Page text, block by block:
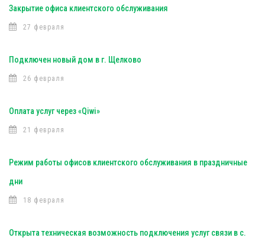
Закрытие офиса клиентского обслуживания
27 февраля
Подключен новый дом в г. Щелково
26 февраля
Оплата услуг через «Qiwi»
21 февраля
Режим работы офисов клиентского обслуживания в праздничные
дни
18 февраля
Открыта техническая возможность подключения услуг связи в с.